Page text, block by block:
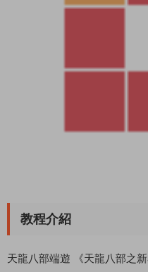
然後進入常用工具分類下載
操作）
dd if=/dev/zero of=/
mkswap /wwwmir6com